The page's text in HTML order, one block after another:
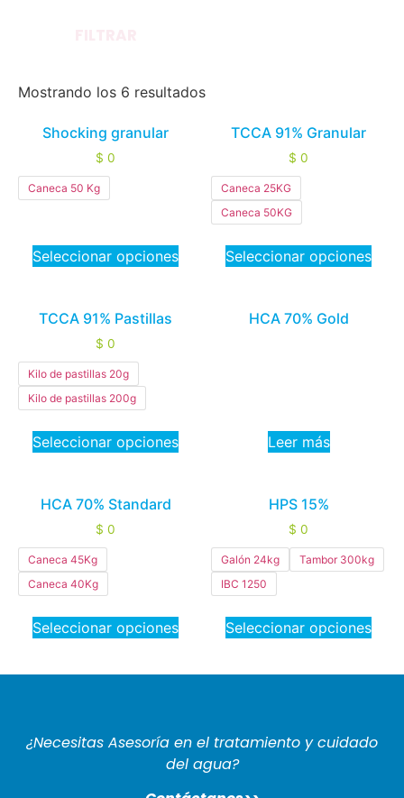
Mostrando los 6 resultados
Shocking granular
$ 0
Caneca 50 Kg
Seleccionar opciones
TCCA 91% Granular
$ 0
Caneca 25KG
Caneca 50KG
Seleccionar opciones
TCCA 91% Pastillas
$ 0
Kilo de pastillas 20g
Kilo de pastillas 200g
Seleccionar opciones
HCA 70% Gold
Leer más
HCA 70% Standard
$ 0
Caneca 45Kg
Caneca 40Kg
Seleccionar opciones
HPS 15%
$ 0
Galón 24kg
Tambor 300kg
IBC 1250
Seleccionar opciones
¿Necesitas Asesoría en el tratamiento y cuidado
del agua?